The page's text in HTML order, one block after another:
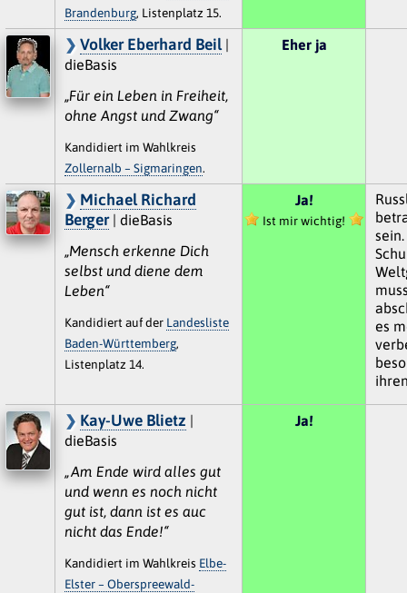
Brandenburg, Listenplatz 15.
Volker Eberhard Beil |
dieBasis
„Für ein Leben in Freiheit,
ohne Angst und Zwang“
Kandidiert im Wahlkreis
Zollernalb – Sigmaringen.
Eher ja
Michael Richard
Berger| dieBasis
„Mensch erkenne Dich
selbst und diene dem
Leben“
Kandidiert auf der Landesliste
Baden-Württemberg,
Listenplatz 14.
Ja!
Ist mir wichtig!
es
Kay-Uwe Blietz |
dieBasis
„Am Ende wird alles gut
und wenn es noch nicht
gut ist, dann ist es auc
nicht das Ende!“
Kandidiert im Wahlkreis Elbe-
Elster – Oberspreewald-
Ja!